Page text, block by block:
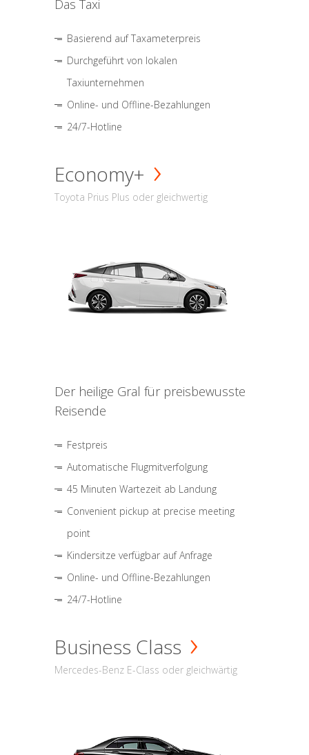
Das Taxi
Basierend auf Taxameterpreis
Durchgeführt von lokalen
Taxiunternehmen
Online- und Offline-Bezahlungen
24/7-Hotline
Economy+
Toyota Prius Plus oder gleichwertig
Der heilige Gral für preisbewusste
Reisende
Festpreis
Automatische Flugmitverfolgung
45 Minuten Wartezeit ab Landung
Convenient pickup at precise meeting
point
Kindersitze verfügbar auf Anfrage
Online- und Offline-Bezahlungen
24/7-Hotline
Business Class
Mercedes-Benz E-Class oder gleichwärtig